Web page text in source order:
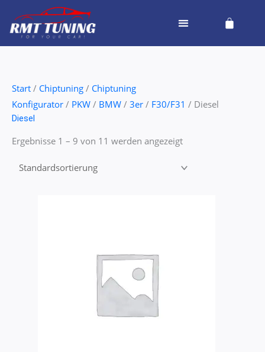
Inhalt
springen
Cart
Start / Chiptuning / Chiptuning
Konfigurator / PKW / BMW / 3er / F30/F31 / Diesel
Diesel
Ergebnisse 1 – 9 von 11 werden angezeigt